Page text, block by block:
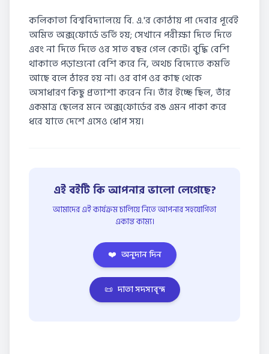
কলিকাতা বিশ্ববিদ্যালয়ে বি. এ.'র কোঠায় পা দেবার পূর্বেই
অমিত অক্স্‌ফোর্ডে ভর্তি হয়; সেখানে পরীক্ষা দিতে দিতে
এবং না দিতে দিতে ওর সাত বছর গেল কেটে। বুদ্ধি বেশি
থাকাতে পড়াশুনো বেশি করে নি, অথচ বিদ্যেতে কমতি
আছে বলে ঠাহর হয় না। ওর বাপ ওর কাছ থেকে
অসাধারণ কিছু প্রত্যাশা করেন নি। তাঁর ইচ্ছে ছিল, তাঁর
একমাত্র ছেলের মনে অক্স্‌ফোর্ডের রঙ এমন পাকা করে
ধরে যাতে দেশে এসেও ধোপ সয়।
এই বইটি কি আপনার ভালো লেগেছে?
আমাদের এই কার্যক্রম চালিয়ে নিতে আপনার সহযোগিতা
একান্ত কাম্য।
❤️ অনুদান দিন
📜 দাতা সদস্যবৃন্দ